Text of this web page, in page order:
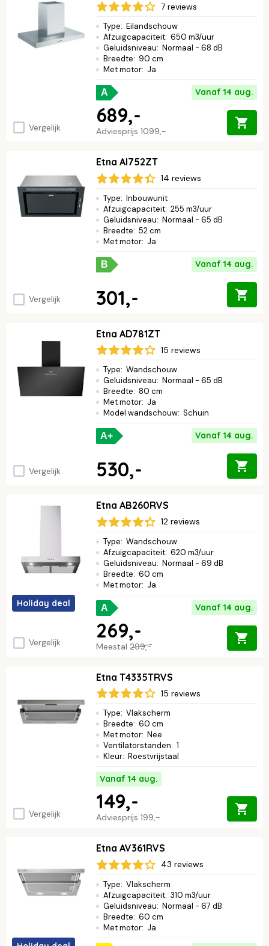
Vergelijk
7 reviews
Type: Eilandschouw
Afzuigcapaciteit: 650 m3/uur
Geluidsniveau: Normaal - 68 dB
Breedte: 90 cm
Met motor: Ja
A Vanaf 14 aug.
Adviesprijs 1099,-
689,-
Vergelijk
Etna AI752ZT
14 reviews
Type: Inbouwunit
Afzuigcapaciteit: 255 m3/uur
Geluidsniveau: Normaal - 65 dB
Breedte: 52 cm
Met motor: Ja
B Vanaf 14 aug.
301,-
Vergelijk
Etna AD781ZT
15 reviews
Type: Wandschouw
Geluidsniveau: Normaal - 65 dB
Breedte: 80 cm
Met motor: Ja
Model wandschouw: Schuin
A+ Vanaf 14 aug.
530,-
Holiday deal
Vergelijk
Etna AB260RVS
12 reviews
Type: Wandschouw
Afzuigcapaciteit: 620 m3/uur
Geluidsniveau: Normaal - 69 dB
Breedte: 60 cm
Met motor: Ja
A Vanaf 14 aug.
Meestal 299,-
269,-
Vergelijk
Etna T4335TRVS
15 reviews
Type: Vlakscherm
Breedte: 60 cm
Met motor: Nee
Ventilatorstanden: 1
Kleur: Roestvrijstaal
Vanaf 14 aug.
Adviesprijs 199,-
149,-
Etna AV361RVS
43 reviews
Type: Vlakscherm
Afzuigcapaciteit: 310 m3/uur
Geluidsniveau: Normaal - 67 dB
Breedte: 60 cm
Met motor: Ja